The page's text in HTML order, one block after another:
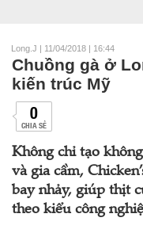
Long.J | 11/04/2018 | 16:44
Chuồng gà ở
kiến trúc Mỹ
0
CHIA SẺ
Không chỉ tạo
và gia cầm,
bay nhảy, giúp thịt
theo kiểu công